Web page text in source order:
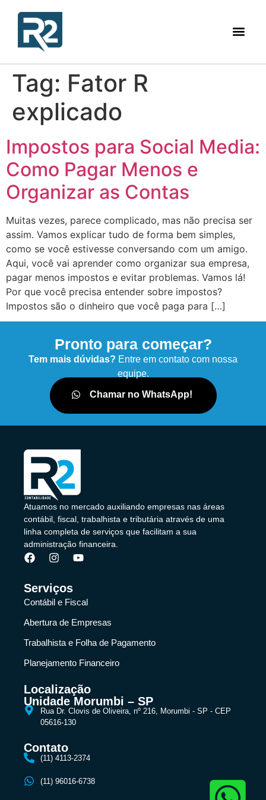
Tag: Fator R
explicado
Impostos para Social Media:
Como Pagar Menos e
Organizar as Contas
Muitas vezes, parece complicado, mas não precisa ser
assim. Vamos explicar tudo de forma bem simples,
como se você estivesse conversando com um amigo.
Aqui, você vai aprender como organizar sua empresa,
pagar menos impostos e evitar problemas. Vamos lá!
Por que você precisa entender sobre impostos?
Impostos são o dinheiro que você paga para […]
Pronto para começar?
Tem mais dúvidas? Entre em contato com nossa
equipe.
Chamar no WhatsApp!
Atuamos no mercado auxiliando empresas nas áreas
contábil, fiscal, trabalhista e tributária através de uma
linha completa de serviços que facilitam a sua
administração financeira.
Serviços
Contábil e Fiscal
Abertura de Empresas
Trabalhista e Folha de Pagamento
Planejamento Financeiro
Localização
Unidade Morumbi – SP
Rua Dr. Clovis de Oliveira, nº 216, Morumbi - SP - CEP
05616-130
Contato
(11) 4113-2374
(11) 96016-6738